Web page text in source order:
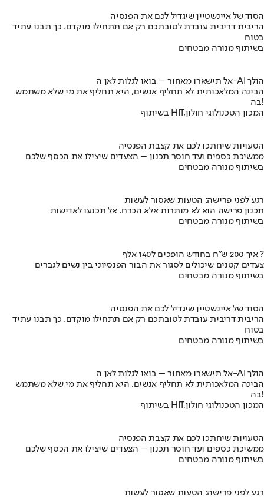
הסוד של איינשטיין שיגדיל לכם את הפנסיה
הריבית דריבית עובדת לטובתכם רק אם תתחילו מוקדם. כך תבנו עתיד
בטוח
בשיתוף מנורה מבטחים
אל תישארו מאחור – בואו לגלות לאן ה-AI הולך
הבינה המלאכותית לא תחליף אנשים, היא תחליף את מי שלא משתמש
בה!
בשיתוף HIT,המכון הטכנולוגי חולון
הטעויות שיחתכו לכם את קצבת הפנסיה
ממשיכת כספים ועד חוסר תכנון – הצעדים שיצילו את הכסף שלכם
בשיתוף מנורה מבטחים
רגע לפני פרישה: הטעות שאסור לעשות
תכנון פרישה הוא לא מותרות אלא הכרח. אל תכנעו לאדישות
בשיתוף מנורה מבטחים
איך 200 ש"ח בחודש הופכים ל140 אלף ?
צעדים קטנים שיכולים לסגור את הבור הפנסיוני בין נשים לגברים
בשיתוף מנורה מבטחים
הסוד של איינשטיין שיגדיל לכם את הפנסיה
הריבית דריבית עובדת לטובתכם רק אם תתחילו מוקדם. כך תבנו עתיד
בטוח
בשיתוף מנורה מבטחים
אל תישארו מאחור – בואו לגלות לאן ה-AI הולך
הבינה המלאכותית לא תחליף אנשים, היא תחליף את מי שלא משתמש
בה!
בשיתוף HIT,המכון הטכנולוגי חולון
הטעויות שיחתכו לכם את קצבת הפנסיה
ממשיכת כספים ועד חוסר תכנון – הצעדים שיצילו את הכסף שלכם
בשיתוף מנורה מבטחים
רגע לפני פרישה: הטעות שאסור לעשות